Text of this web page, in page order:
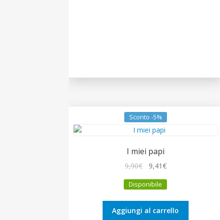
Sconto -5%
I miei papi
9,90€
originale
9,90€.
9,41€Il
attuale
9,41€.
Disponibile
Aggiungi al carrello